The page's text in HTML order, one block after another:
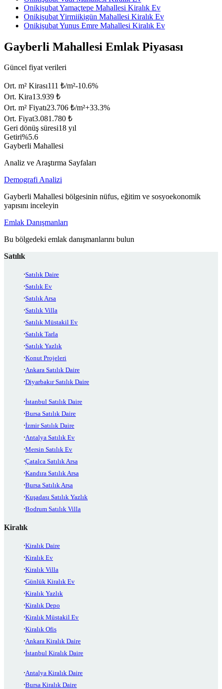
Onikişubat Yamaçtepe Mahallesi Kiralık Ev
Onikişubat Yirmiikigün Mahallesi Kiralık Ev
Onikişubat Yunus Emre Mahallesi Kiralık Ev
Gayberli Mahallesi Emlak Piyasası
Güncel fiyat verileri
Ort. m² Kirası111 ₺/m²-10.6%
Ort. Kira13.939 ₺
Ort. m² Fiyatı23.706 ₺/m²+33.3%
Ort. Fiyat3.081.780 ₺
Geri dönüş süresi18 yıl
Getiri%5.6
Gayberli Mahallesi
Analiz ve Araştırma Sayfaları
Demografi Analizi
Gayberli Mahallesi bölgesinin nüfus, eğitim ve sosyoekonomik
yapısını inceleyin
Emlak Danışmanları
Bu bölgedeki emlak danışmanlarını bulun
Satılık
Satılık Daire
Satılık Ev
Satılık Arsa
Satılık Villa
Satılık Müstakil Ev
Satılık Tarla
Satılık Yazlık
Konut Projeleri
Ankara Satılık Daire
Diyarbakır Satılık Daire
İstanbul Satılık Daire
Bursa Satılık Daire
İzmir Satılık Daire
Antalya Satılık Ev
Mersin Satılık Ev
Çatalca Satılık Arsa
Kandıra Satılık Arsa
Bursa Satılık Arsa
Kuşadası Satılık Yazlık
Bodrum Satılık Villa
Kiralık
Kiralık Daire
Kiralık Ev
Kiralık Villa
Günlük Kiralık Ev
Kiralık Yazlık
Kiralık Depo
Kiralık Müstakil Ev
Kiralık Ofis
Ankara Kiralık Daire
İstanbul Kiralık Daire
Antalya Kiralık Daire
Bursa Kiralık Daire